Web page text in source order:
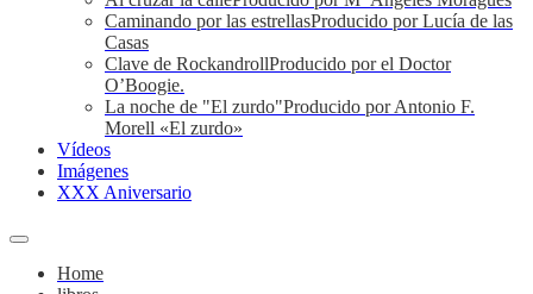
Caminando por las estrellasProducido por Lucía de las
Casas
Clave de RockandrollProducido por el Doctor
O’Boogie.
La noche de "El zurdo"Producido por Antonio F.
Morell «El zurdo»
Vídeos
Imágenes
XXX Aniversario
Home